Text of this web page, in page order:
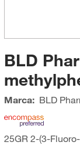
BLD
Marca: BLD
25GR 2-(3-